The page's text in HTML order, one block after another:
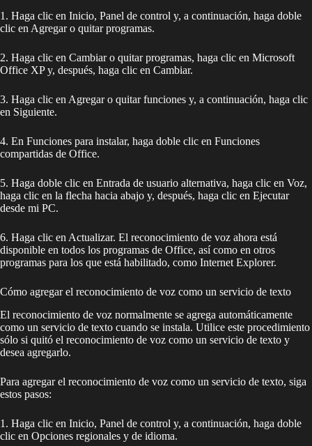
1. Haga clic en Inicio, Panel de control y, a continuación, haga doble
clic en Agregar o quitar programas.
2. Haga clic en Cambiar o quitar programas, haga clic en Microsoft
Office XP y, después, haga clic en Cambiar.
3. Haga clic en Agregar o quitar funciones y, a continuación, haga clic
en Siguiente.
4. En Funciones para instalar, haga doble clic en Funciones
compartidas de Office.
5. Haga doble clic en Entrada de usuario alternativa, haga clic en Voz,
haga clic en la flecha hacia abajo y, después, haga clic en Ejecutar
desde mi PC.
6. Haga clic en Actualizar. El reconocimiento de voz ahora está
disponible en todos los programas de Office, así como en otros
programas para los que está habilitado, como Internet Explorer.
Cómo agregar el reconocimiento de voz como un servicio de texto
El reconocimiento de voz normalmente se agrega automáticamente
como un servicio de texto cuando se instala. Utilice este procedimiento
sólo si quitó el reconocimiento de voz como un servicio de texto y
desea agregarlo.
Para agregar el reconocimiento de voz como un servicio de texto, siga
estos pasos:
1. Haga clic en Inicio, Panel de control y, a continuación, haga doble
clic en Opciones regionales y de idioma.